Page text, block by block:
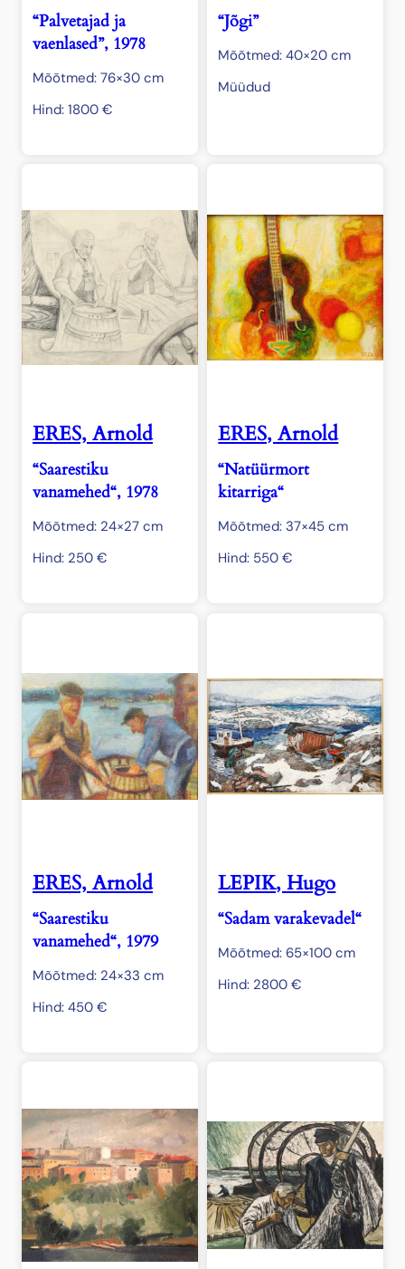
“Palvetajad ja
vaenlased”, 1978
Mõõtmed: 76×30 cm
Hind: 1800 €
“Jõgi”
Mõõtmed: 40×20 cm
Müüdud
ERES, Arnold
“Saarestiku
vanamehed“, 1978
Mõõtmed: 24×27 cm
Hind: 250 €
ERES, Arnold
“Natüürmort
kitarriga“
Mõõtmed: 37×45 cm
Hind: 550€
ERES, Arnold
“Saarestiku
vanamehed“, 1979
Mõõtmed: 24×33 cm
Hind: 450 €
LEPIK, Hugo
“Sadam varakevadel“
Mõõtmed: 65×100 cm
Hind: 2800€